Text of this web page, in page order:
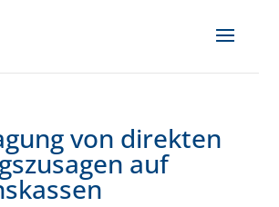
von direkten
auf